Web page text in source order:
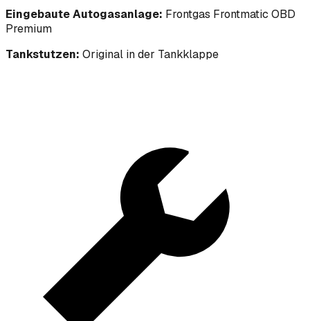
Eingebaute Autogasanlage: Frontgas Frontmatic OBD
Premium
Tankstutzen: Original in der Tankklappe